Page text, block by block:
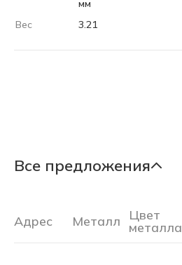
мм
Вес
3.21
Все предложения
Адрес Металл Цвет
металла